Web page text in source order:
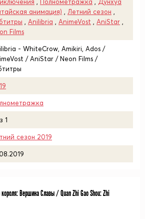
анимация)
Летний сезон
Anilibria AnimeVost AniStar
Films
- WhiteCrow, Amikiri, Ados /
/ AniStar / Neon Films /
1
сезон 2019
Вершина Славы / Quan Zhi Gao Shou: Zhi